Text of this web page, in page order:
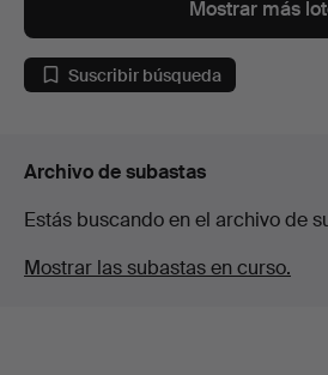
Mostrar más
Suscribir búsqueda
Archivo de subastas
Estás buscando en el archivo de
Mostrar las subastas en curso.